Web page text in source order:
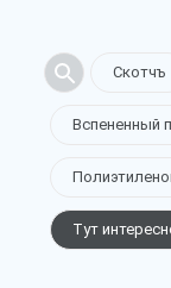
Скотчъ
Вспененный
Тут